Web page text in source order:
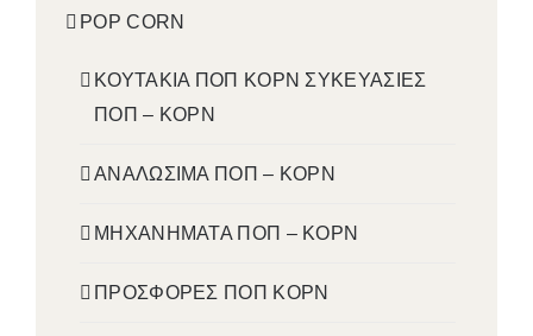
POP CORN
ΚΟΥΤΑΚΙΑ ΠΟΠ ΚΟΡΝ ΣΥΚΕΥΑΣΙΕΣ
ΠΟΠ – ΚΟΡΝ
ΑΝΑΛΩΣΙΜΑ ΠΟΠ – ΚΟΡΝ
ΜΗΧΑΝΗΜΑΤΑ ΠΟΠ – ΚΟΡΝ
ΠΡΟΣΦΟΡΕΣ ΠΟΠ ΚΟΡΝ